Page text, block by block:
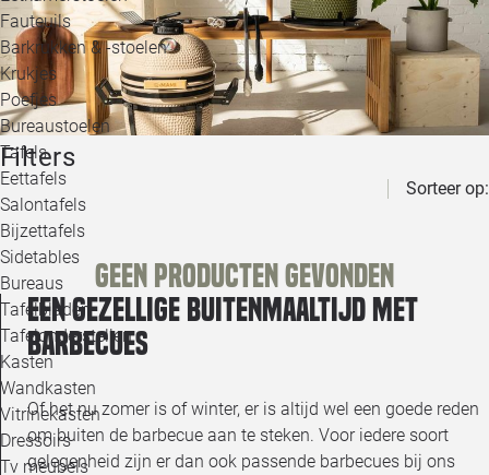
Fauteuils
Barkrukken & -stoelen
Krukjes
Poefjes
Bureaustoelen
Tafels
Eettafels
Salontafels
Bijzettafels
Sidetables
Bureaus
Tafelbladen
Tafelonderstellen
Kasten
Wandkasten
Vitrinekasten
Dressoirs
Tv meubels
Filters
Sorteer op:
Geen producten gevonden
Een gezellige buitenmaaltijd met
barbecues
Of het nu zomer is of winter, er is altijd wel een goede reden
om buiten de barbecue aan te steken. Voor iedere soort
gelegenheid zijn er dan ook passende barbecues bij ons